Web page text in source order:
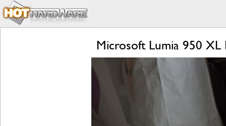
Microsoft Lumia 950 XL